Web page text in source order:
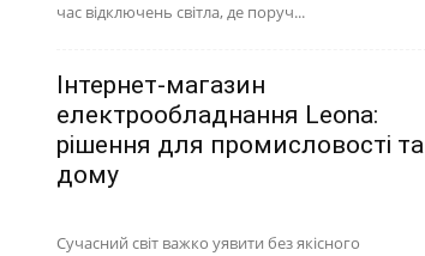
час відключень світла, де поруч...
Інтернет-магазин
електрообладнання Leona:
рішення для промисловості та
дому
Сучасний світ важко уявити без якісного